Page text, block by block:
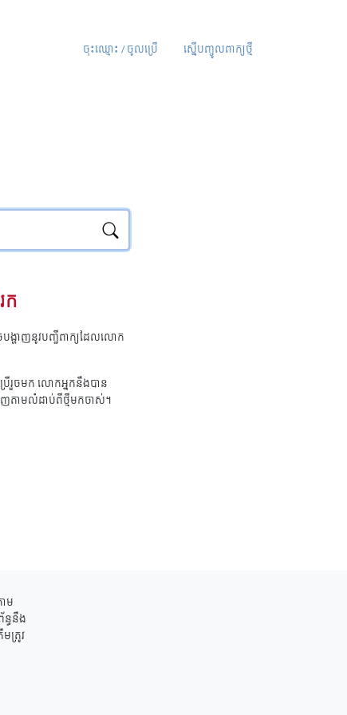
ចុះឈ្មោះ / ចូលប្រើ ស្នើបញ្ចូលពាក្យថ្មី
ក
ង្ហាញនូវបញ្ជីពាក្យដែលលោក
រួចមក លោកអ្នកនឹងបាន
ញតាមលំដាប់ពីថ្មីមកចាស់។
ម
ន្ធនឹង
ត្រូវ